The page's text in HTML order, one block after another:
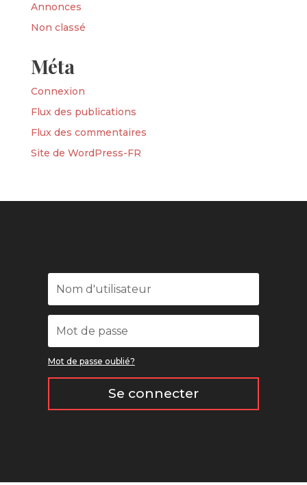
Annonces
Non classé
Méta
Connexion
Flux des publications
Flux des commentaires
Site de WordPress-FR
Mot de passe oublié?
Se connecter